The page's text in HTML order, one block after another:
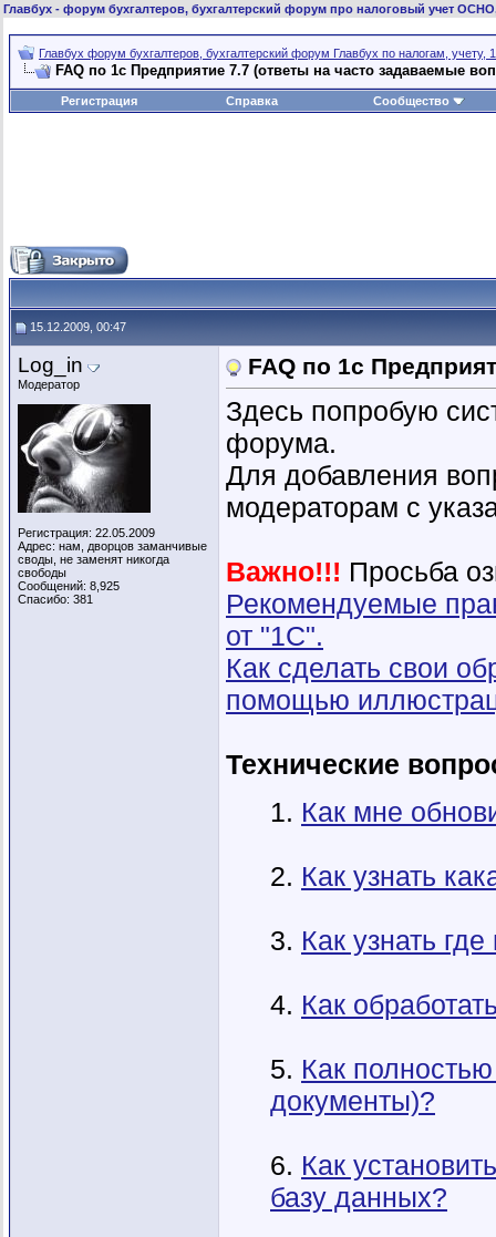
Главбух - форум бухгалтеров, бухгалтерский форум про налоговый учет
Главбух форум бухгалтеров, бухгалтерский форум Главбух по налогам, учету,
FAQ по 1с Предприятие 7.7 (ответы на часто задаваемые
Регистрация Справка Сообщество
15.12.2009, 00:47
Log_in
Модератор
Регистрация: 22.05.2009
Адрес: нам, дворцов заманчивые
своды, не заменят никогда
свободы
Сообщений: 8,925
Спасибо: 381
FAQ по 1с
Здесь попробую
форума.
Для добавления
модераторам c
Важно!!! Просьба
Рекомендуемые
от "1С".
Как сделать свои
помощью
Технические
1. Как мне
2. Как узнать
3. Как узнать
4. Как
5. Как
документы)?
6. Как
базу данных?